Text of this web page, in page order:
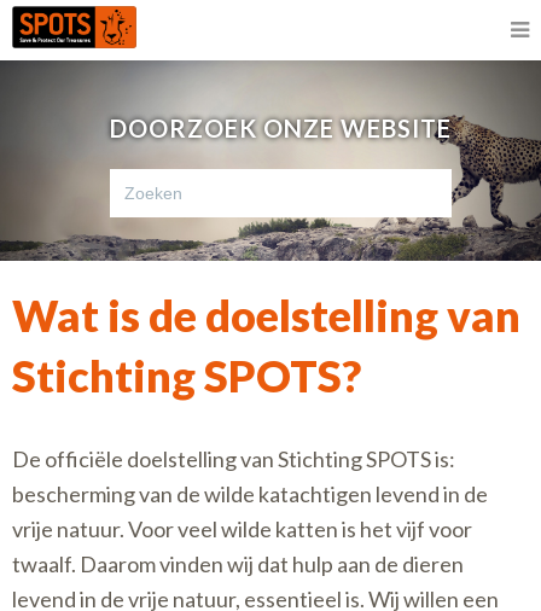
DOORZOEK ONZE WEBSITE
Wat is de doelstelling van
Stichting SPOTS?
De officiële doelstelling van Stichting SPOTS is:
bescherming van de wilde katachtigen levend in de
vrije natuur. Voor veel wilde katten is het vijf voor
twaalf. Daarom vinden wij dat hulp aan de dieren
levend in de vrije natuur, essentieel is. Wij willen een